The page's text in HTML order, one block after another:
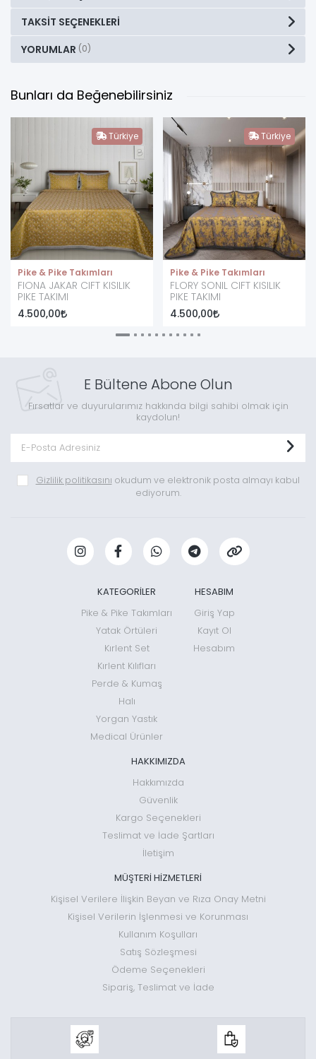
TAKSIT SEÇENEKLERI
YORUMLAR (0)
Bunları da Beğenebilirsiniz
Türkiye
Pike & Pike Takımları
FIONA JAKAR CIFT KISILIK
PIKE TAKIMI
4.500,00
Türkiye
Pike & Pike Takımları
FLORY SONIL CIFT KISILIK
PIKE TAKIMI
4.500,00
E Bültene Abone Olun
Fırsatlar ve duyurularımız hakkında bilgi sahibi olmak için
kaydolun!
Gizlilik politikasını okudum ve elektronik posta almayı kabul
ediyorum.
KATEGORİLER
Pike & Pike Takımları
Yatak Örtüleri
Kırlent Set
Kırlent Kılıfları
Perde & Kumaş
Halı
Yorgan Yastık
Medical Ürünler
HESABIM
Giriş Yap
Kayıt Ol
Hesabım
HAKKIMIZDA
Hakkımızda
Güvenlik
Kargo Seçenekleri
Teslimat ve İade Şartları
İletişim
MÜŞTERİ HİZMETLERİ
Kişisel Verilere İlişkin Beyan ve Rıza Onay Metni
Kişisel Verilerin İşlenmesi ve Korunması
Kullanım Koşulları
Satış Sözleşmesi
Ödeme Seçenekleri
Sipariş, Teslimat ve İade